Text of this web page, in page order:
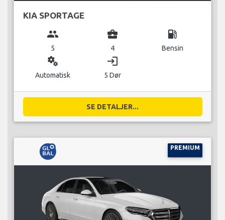
KIA SPORTAGE
group
5
business_center
4
local_gas_station
Bensin
miscellaneous_services
Automatisk
login
5 Dør
SE DETALJER...
PREMIUM